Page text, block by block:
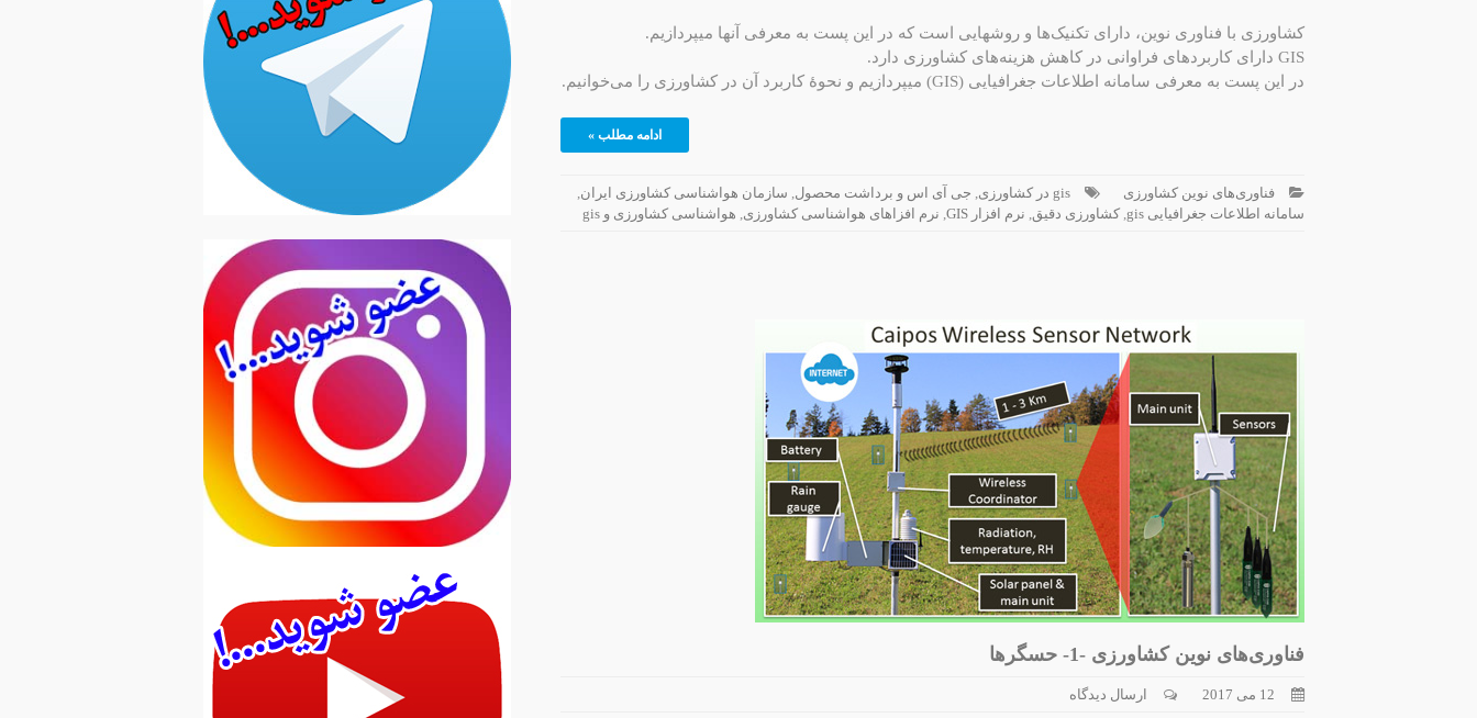
کشاورزی با فناوری نوین، دارای تکنیک‌ها و روشهایی است که در این پست به معرفی آنها میپردازیم.
GIS دارای کاربردهای فراوانی در کاهش هزینه‌های کشاورزی دارد.
در این پست به معرفی سامانه اطلاعات جغرافیایی (GIS) میپردازیم و نحوۀ کاربرد آن در کشاورزی را می‌خوانیم.
ادامه مطلب »
فناوری‌های نوین کشاورزی gis در کشاورزی , جی آی اس و برداشت محصول, سازمان هواشناسی کشاورزی ایران,
سامانه اطلاعات جغرافیایی gis
, کشاورزی دقیق, نرم افزار GIS , نرم افزاهای هواشناسی کشاورزی, هواشناسی کشاورزی و gis
فناوری‌های نوین کشاورزی -1- حسگرها
12 می 2017 ارسال دیدگاه